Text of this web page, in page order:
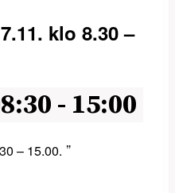
klo 8.30 –
- 15:00
– 15.00.